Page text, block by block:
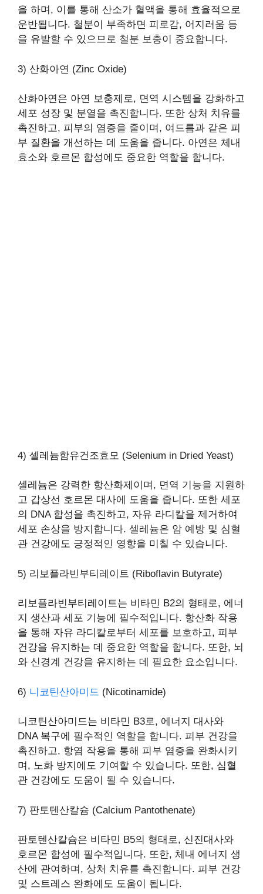
을 하며, 이를 통해 산소가 혈액을 통해 효율적으로
운반됩니다. 철분이 부족하면 피로감, 어지러움 등
을 유발할 수 있으므로 철분 보충이 중요합니다.
3) 산화아연 (Zinc Oxide)
산화아연은 아연 보충제로, 면역 시스템을 강화하고
세포 성장 및 분열을 촉진합니다. 또한 상처 치유를
촉진하고, 피부의 염증을 줄이며, 여드름과 같은 피
부 질환을 개선하는 데 도움을 줍니다. 아연은 체내
효소와 호르몬 합성에도 중요한 역할을 합니다.
4) 셀레늄함유건조효모 (Selenium in Dried Yeast)
셀레늄은 강력한 항산화제이며, 면역 기능을 지원하
고 갑상선 호르몬 대사에 도움을 줍니다. 또한 세포
의 DNA 합성을 촉진하고, 자유 라디칼을 제거하여
세포 손상을 방지합니다. 셀레늄은 암 예방 및 심혈
관 건강에도 긍정적인 영향을 미칠 수 있습니다.
5) 리보플라빈부티레이트 (Riboflavin Butyrate)
리보플라빈부티레이트는 비타민 B2의 형태로, 에너
지 생산과 세포 기능에 필수적입니다. 항산화 작용
을 통해 자유 라디칼로부터 세포를 보호하고, 피부
건강을 유지하는 데 중요한 역할을 합니다. 또한, 뇌
와 신경계 건강을 유지하는 데 필요한 요소입니다.
6) 니코틴산아미드 (Nicotinamide)
니코틴산아미드는 비타민 B3로, 에너지 대사와
DNA 복구에 필수적인 역할을 합니다. 피부 건강을
촉진하고, 항염 작용을 통해 피부 염증을 완화시키
며, 노화 방지에도 기여할 수 있습니다. 또한, 심혈
관 건강에도 도움이 될 수 있습니다.
7) 판토텐산칼슘 (Calcium Pantothenate)
판토텐산칼슘은 비타민 B5의 형태로, 신진대사와
호르몬 합성에 필수적입니다. 또한, 체내 에너지 생
산에 관여하며, 상처 치유를 촉진합니다. 피부 건강
및 스트레스 완화에도 도움이 됩니다.